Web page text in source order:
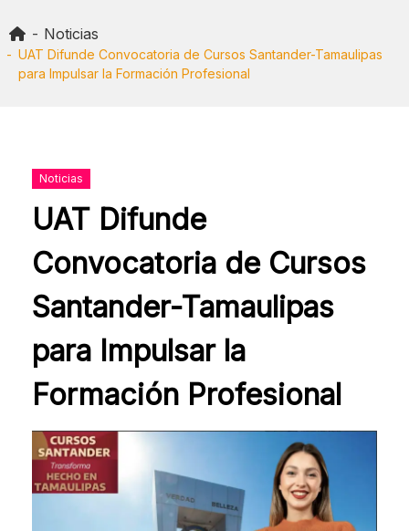
to
content
Noticias
UAT Difunde Convocatoria de Cursos Santander-Tamaulipas
para Impulsar la Formación Profesional
Noticias
UAT Difunde
Convocatoria de Cursos
Santander-Tamaulipas
para Impulsar la
Formación Profesional